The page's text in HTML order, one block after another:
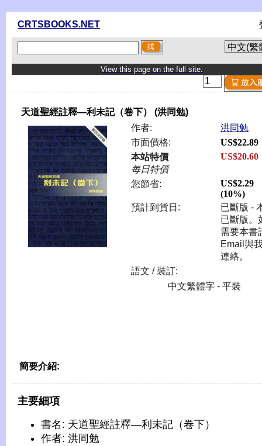
CRTSBOOKS.NET
View this page on the full site.
天道聖經註釋—利未記（卷下） (洪同勉)
作者:
洪同勉
市面價格:
US$22.89
本站特價
每日特價
US$20.60
您節省:
US$2.29
(10%)
預計到貨日:
已斷版 -
已斷版。
需要本書
Email與
連絡。
語文 / 裝訂:
中文繁體字 - 平裝
簡要介紹:
主要細項
書名: 天道聖經註釋—利未記（卷下）
作者: 洪同勉